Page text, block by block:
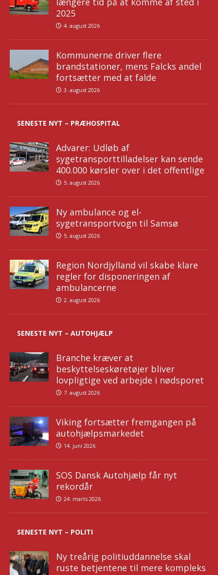
2025
4. august 2026
Kommunerne driver flere
brandstationer, mens Falcks andel
fortsætter med at falde
3. august 2026
SENESTE NYT – PRÆHOSPITAL
Advarer: Udløb af
sygetransporttilladelser kan sende
400.000 kørsler over i det offentlige
5. august 2026
Ny ambulance og el-
sygetransportvogn til Samsø
5. august 2026
Region Nordjylland vil skabe klare
regler for disponeringen af
ambulancerne
2. august 2026
SENESTE NYT – AUTOHJÆLP
Branche kræver at
beskyttelseskøretøjer bliver
lovpligtige ved arbejde i nødsporet
7. august 2026
Viking fortsætter fremgangen på
autohjælpsmarkedet
14. juni 2026
SOS Dansk Autohjælp får nyt
rekordår
24. marts 2026
SENESTE NYT – POLITI
Ny treårig politiuddannelse skal
ruste betjentene til mere kompleks